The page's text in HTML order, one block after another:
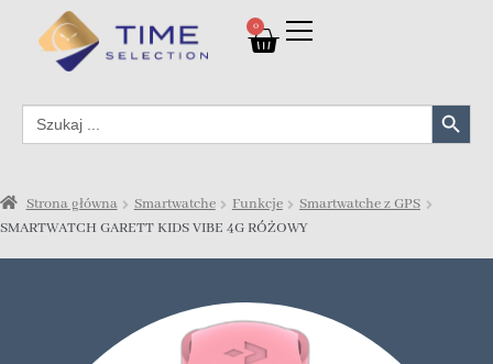
0
Search
for:
Search Button
Strona główna Smartwatche Funkcje
Smartwatche z GPS
SMARTWATCH GARETT KIDS VIBE 4G RÓŻOWY